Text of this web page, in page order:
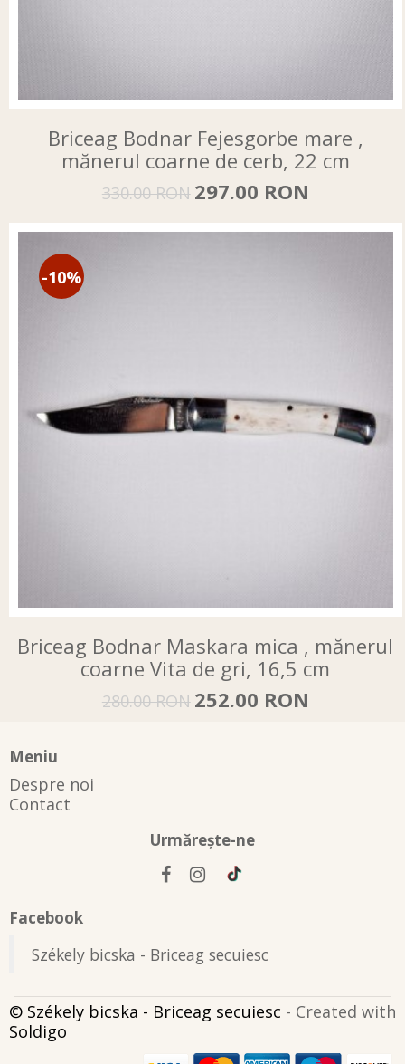
Briceag Bodnar Fejesgorbe mare ,
mănerul coarne de cerb, 22 cm
330.00 RON 297.00 RON
Briceag Bodnar Maskara mica , mănerul
coarne Vita de gri, 16,5 cm
-10%
280.00 RON 252.00 RON
Meniu
Despre noi
Contact
Urmăreşte-ne
Facebook
Székely bicska - Briceag secuiesc
© Székely bicska - Briceag secuiesc - Created with
Soldigo